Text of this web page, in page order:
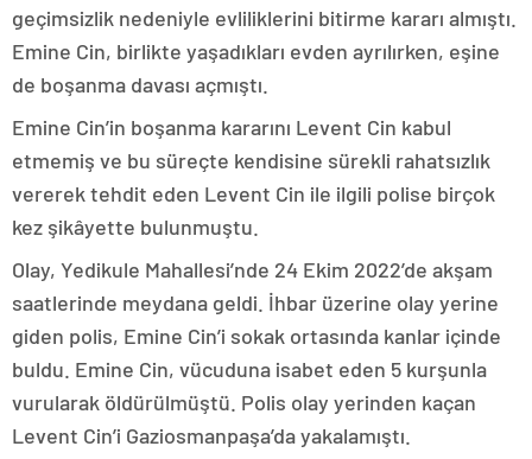
geçimsizlik nedeniyle evliliklerini bitirme kararı almıştı.
Emine Cin, birlikte yaşadıkları evden ayrılırken, eşine
de boşanma davası açmıştı.
Emine Cin’in boşanma kararını Levent Cin kabul
etmemiş ve bu süreçte kendisine sürekli rahatsızlık
vererek tehdit eden Levent Cin ile ilgili polise birçok
kez şikâyette bulunmuştu.
Olay, Yedikule Mahallesi’nde 24 Ekim 2022’de akşam
saatlerinde meydana geldi. İhbar üzerine olay yerine
giden polis, Emine Cin’i sokak ortasında kanlar içinde
buldu. Emine Cin, vücuduna isabet eden 5 kurşunla
vurularak öldürülmüştü. Polis olay yerinden kaçan
Levent Cin’i Gaziosmanpaşa’da yakalamıştı.